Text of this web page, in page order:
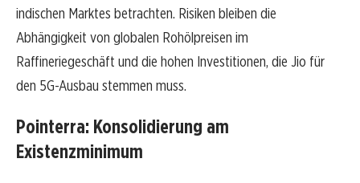
indischen Marktes betrachten. Risiken bleiben die
Abhängigkeit von globalen Rohölpreisen im
Raffineriegeschäft und die hohen Investitionen, die Jio für
den 5G-Ausbau stemmen muss.
Pointerra: Konsolidierung am
Existenzminimum